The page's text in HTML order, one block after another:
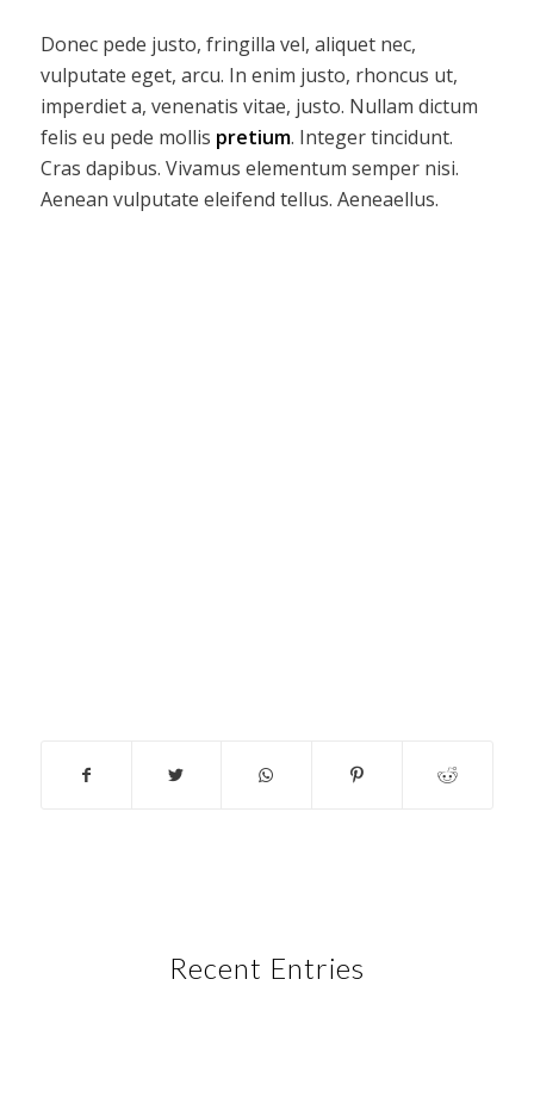
Donec pede justo, fringilla vel, aliquet nec,
vulputate eget, arcu. In enim justo, rhoncus ut,
imperdiet a, venenatis vitae, justo. Nullam dictum
felis eu pede mollis pretium. Integer tincidunt.
Cras dapibus. Vivamus elementum semper nisi.
Aenean vulputate eleifend tellus. Aeneaellus.
Recent Entries